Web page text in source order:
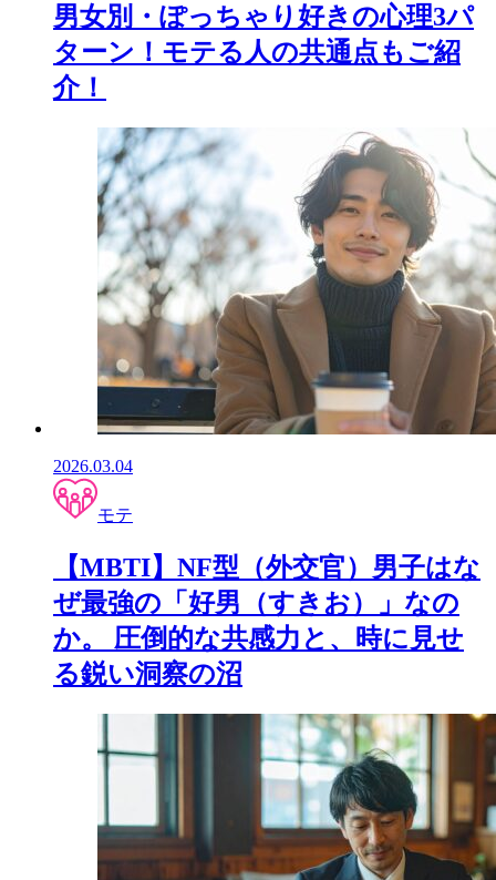
男女別・ぽっちゃり好きの心理3パ
ターン！モテる人の共通点もご紹
介！
2026.03.04
モテ
【MBTI】NF型（外交官）男子はな
ぜ最強の「好男（すきお）」なの
か。 圧倒的な共感力と、時に見せ
る鋭い洞察の沼